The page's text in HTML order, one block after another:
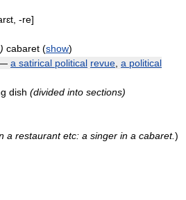
-re]
) cabaret (show)
a satirical political revue a political
dish (divided into sections)
a restaurant etc: a singer in a cabaret.)